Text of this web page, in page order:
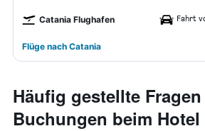
Catania Flughafen Fahrt
Flüge nach Catania
Häufig gestellte Fragen
Buchungen beim